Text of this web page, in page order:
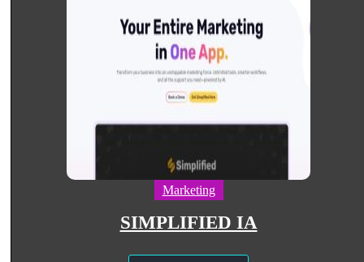
Marketing
SIMPLIFIED IA